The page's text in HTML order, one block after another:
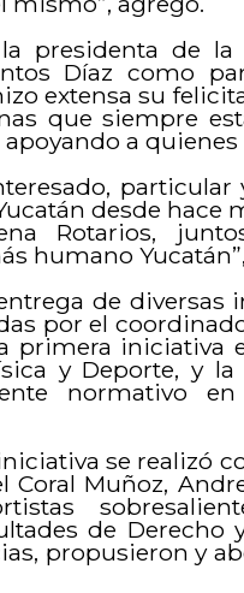
presidenta de
Díaz como
extensa su
que siempre
a
desde hace
Rotarios,
humano
de diversas
por el
primera iniciativa
y Deporte, y
normativo
se realizó
Coral Muñoz,
de Derecho
propusieron y